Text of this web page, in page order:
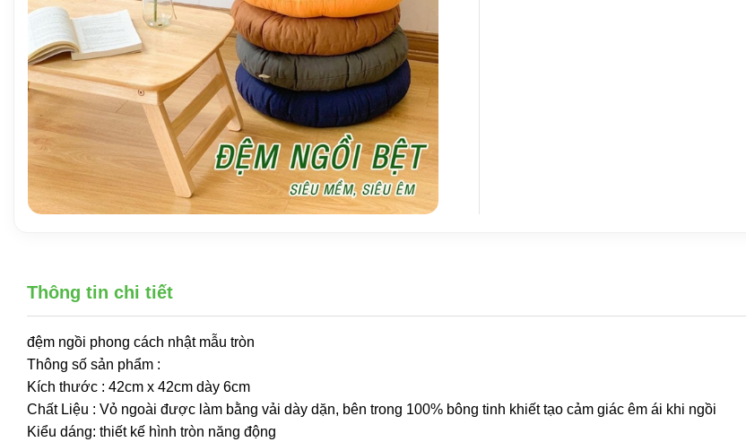
Thông tin chi tiết
đệm ngồi phong cách nhật mẫu tròn
Thông số sản phẩm :
Kích thước : 42cm x 42cm dày 6cm
Chất Liệu : Vỏ ngoài được làm bằng vải dày dặn, bên trong 100% bông tinh khiết tạo cảm giác êm ái khi ngồi
Kiểu dáng: thiết kế hình tròn năng động